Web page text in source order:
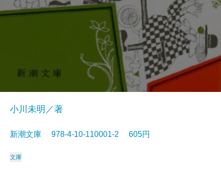
小川未明／著
新潮文庫 978-4-10-110001-2 605円
文庫